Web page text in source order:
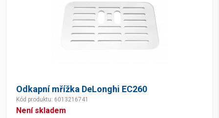
Odkapní mřížka DeLonghi EC260
Kód produktu: 6013216741
Není skladem